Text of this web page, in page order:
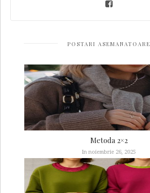
POSTARI ASEMANATOARE
Metoda 2×2
In noiembrie 26, 2025